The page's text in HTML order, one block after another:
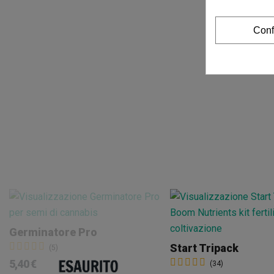
Germinatore Pro
(5)
5,40 €
Start Tripack
(34)